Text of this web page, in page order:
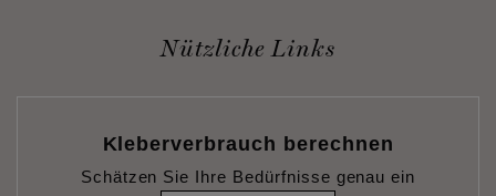
Nützliche Links
Kleberverbrauch berechnen
Schätzen Sie Ihre Bedürfnisse genau ein